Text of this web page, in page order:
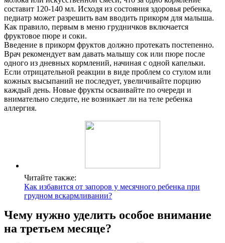
составит 120-140 мл. Исходя из состояния здоровья ребенка,
педиатр может разрешить вам вводить прикорм для малыша.
Как правило, первым в меню грудничков включается
фруктовое пюре и соки.
Введение в прикорм фруктов должно протекать постепенно.
Врач рекомендует вам давать малышу сок или пюре после
одного из дневных кормлений, начиная с одной капельки.
Если отрицательной реакции в виде проблем со стулом или
кожных высыпаний не последует, увеличивайте порцию
каждый день. Новые фрукты осваивайте по очереди и
внимательно следите, не возникает ли на теле ребенка
аллергия.
Читайте также:
Как избавится от запоров у месячного ребенка при
грудном вскармливании?
Чему нужно уделить особое внимание
на третьем месяце?